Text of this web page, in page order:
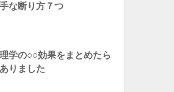
な断り方７つ
学の○○効果をまとめたら
りました